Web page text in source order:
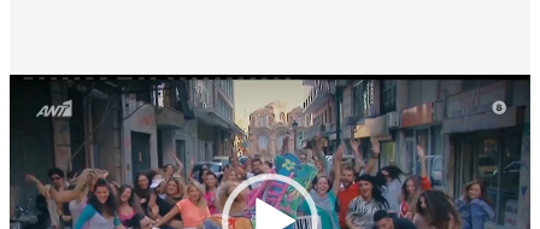
Πρόγραμμα
Αναπαραγωγής
Βίντεο